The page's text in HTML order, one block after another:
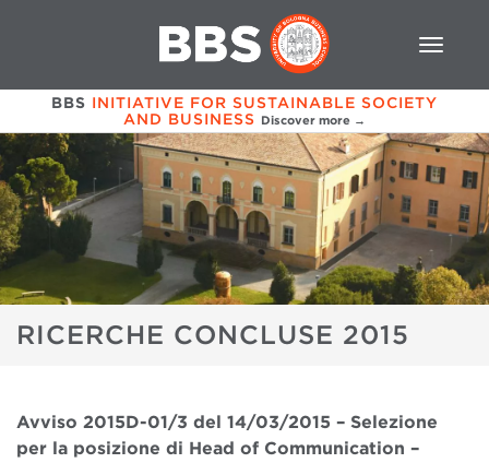
BBS INITIATIVE FOR SUSTAINABLE SOCIETY
AND BUSINESS Discover more →
RICERCHE CONCLUSE 2015
Avviso 2015D-01/3 del 14/03/2015 – Selezione
per la posizione di Head of Communication –